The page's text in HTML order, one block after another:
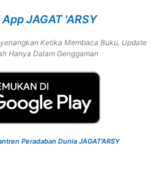
JAGAT 'ARSY
Ketika Membaca Buku, Update
Hanya Dalam Genggaman
Peradaban Dunia JAGAT’ARSY